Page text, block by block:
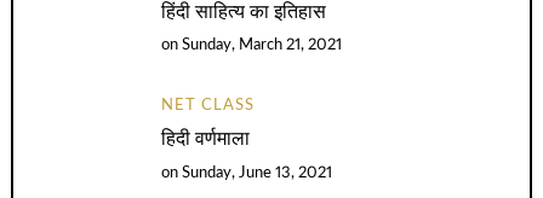
हिंदी साहित्य का इतिहास
onSunday, March 21, 2021
NET CLASS
हिदी वर्णमाला
onSunday, June 13, 2021